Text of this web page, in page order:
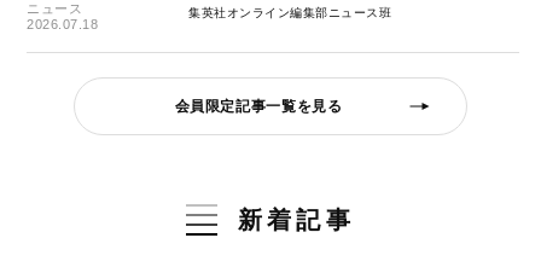
ニュース
2026.07.18
集英社オンライン編集部ニュース班
会員限定記事一覧を見る
新着記事